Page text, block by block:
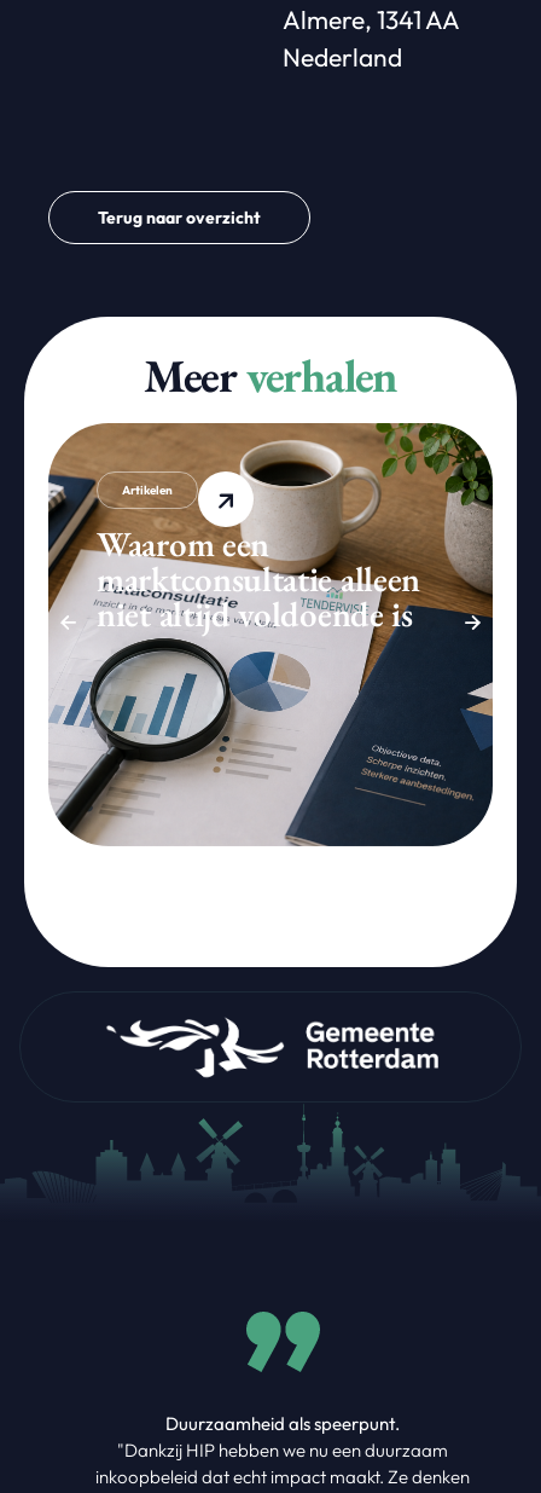
Almere, 1341 AA
Nederland
Terug naar overzicht
Meerverhalen
Artikelen
Waarom een
marktconsultatie alleen
niet altijd voldoende is
Duurzaamheid als speerpunt.
"Dankzij HIP hebben we nu een duurzaam
inkoopbeleid dat echt impact maakt. Ze denken